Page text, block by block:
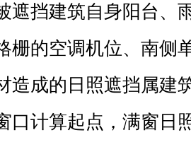
遮挡建筑自身阳台、
栅的空调机位、南侧
造成的日照遮挡属建
口计算起点，满窗日